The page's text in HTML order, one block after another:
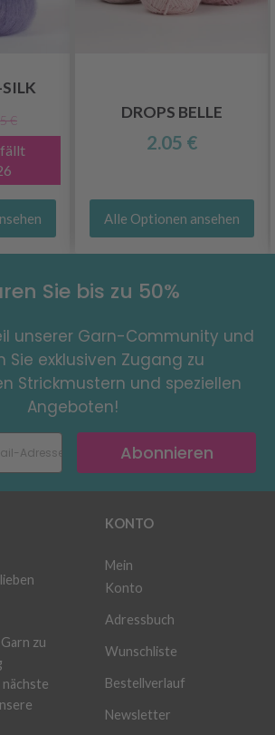
€ DROPS BELLE
2.05 €
Alle Optionen ansehen
Sie bis zu 50%
unserer Garn-Community und
Sie exklusiven Zugang zu
Strickmustern und speziellen
Angeboten!
Abonnieren
zu
KONTO
Mein
Konto
Adressbuch
Wunschliste
Bestellverlauf
Newsletter